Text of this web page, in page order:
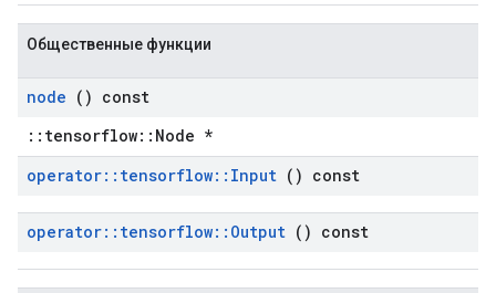
Общественные функции
node () const
::tensorflow::Node *
operator:: tensorflow:: Input () const
operator:: tensorflow:: Output () const